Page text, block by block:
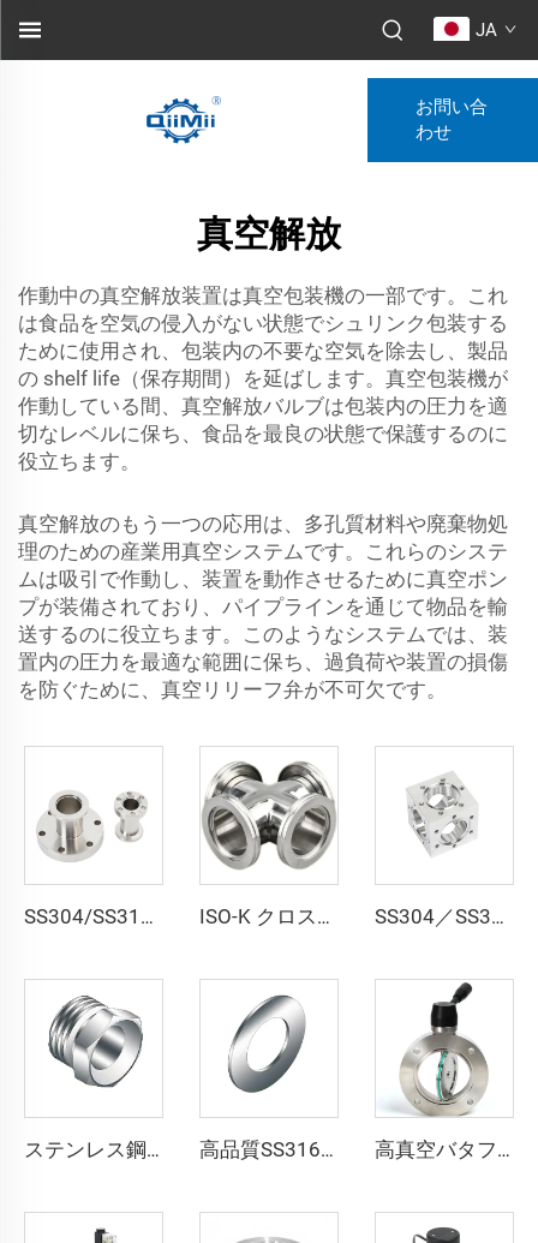
JA
お問い合
わせ
真空解放
作動中の真空解放装置は真空包装機の一部です。これ
は食品を空気の侵入がない状態でシュリンク包装する
ために使用され、包装内の不要な空気を除去し、製品
の shelf life（保存期間）を延ばします。真空包装機が
作動している間、真空解放バルブは包装内の圧力を適
切なレベルに保ち、食品を最良の状態で保護するのに
役立ちます。
真空解放のもう一つの応用は、多孔質材料や廃棄物処
理のための産業用真空システムです。これらのシステ
ムは吸引で作動し、装置を動作させるために真空ポン
プが装備されており、パイプラインを通じて物品を輸
送するのに役立ちます。このようなシステムでは、装
置内の圧力を最適な範囲に保ち、過負荷や装置の損傷
を防ぐために、真空リリーフ弁が不可欠です。
SS304/SS316L NWリデューサーアダプター真空コネクタパイプフィッティング ステンレス鋼 CFからKFへのフランジリデューサー 半導体用 ISO-K クロス真空 ISO-K クロス SS304 SS316L ステンレス鋼 ISO63-ISO160 フランジクランプ 高品質真空四-wayクロス継手 NW63-160 SS304／SS316L UHV 超高真空用CF16-CF200 高真空CF 6方向キューブ ステンレス鋼製 無溶接一体切削加工品 超高品質パイプ継手 フランジ
ステンレス鋼製ナットボルト オスタイプ QCR-メタルフェース継手 1/8"-1" ブライトアニール／電解研磨仕上げ SS316L オスナット 高品質SS316Lステンレス鋼製スパイラルウインドガスケット QCR-メタルフェース継手 1/8"-1" ブライトアニール／電解研磨仕上げ 高真空バタフライバルブ SS304/SS316Lステンレス鋼製 ISO-F63-200 高品質バタフライバルブ マニュアル/空気圧/電動式